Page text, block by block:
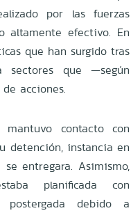
por las fuerzas
altamente efectivo. En
que han surgido tras
sectores que —según
acciones.
contacto con
detención, instancia en
entregara. Asimismo,
planificada con
debido a